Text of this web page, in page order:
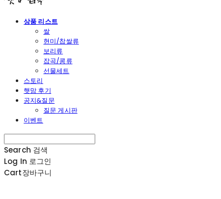
상품 리스트
쌀
현미/찹쌀류
보리류
잡곡/콩류
선물세트
스토리
햇맘 후기
공지&질문
질문 게시판
이벤트
Search 검색
Log In 로그인
Cart장바구니